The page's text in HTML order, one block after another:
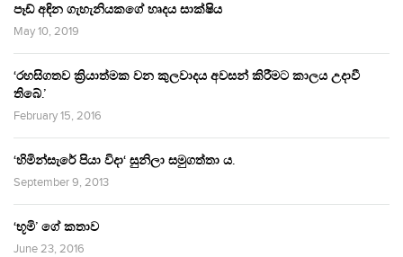
පෑඩ් අඳින ගැහැනියකගේ හෘදය සාක්ෂිය
May 10, 2019
‘රහසිගතව ක්‍රියාත්මක වන කුලවාදය අවසන් කිරීමට කාලය උදාවී
තිබේ.’
February 15, 2016
‘හිමින්සැරේ පියා විදා‘ සුනිලා සමුගත්තා ය.
September 9, 2013
‘භූමි’ ගේ කතාව
June 23, 2016